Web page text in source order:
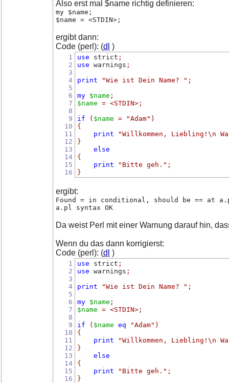
Also erst mal $name richtig definieren:
my $name;
$name = <STDIN>;
ergibt dann:
Code (perl): (dl )
1
2
3
4
5
6
7
8
9
10
11
12
13
14
15
16
use strict ;
use warnings ;
print
"Wie ist Dein Name? " ;
my
$name ;
$name = <STDIN>;
if
( $name = "Adam" )
{
print
"Willkommen, Liebling!\n
}
else
{
print
"Bitte geh." ;
}
ergibt:
Found = in conditional, should be == at
a.pl syntax OK
Da weist Perl mit einer Warnung darauf hin,
Wenn du das dann korrigierst:
Code (perl): (dl )
1
2
3
4
5
6
7
8
9
10
11
12
13
14
15
16
use strict ;
use warnings ;
print
"Wie ist Dein Name? " ;
my
$name ;
$name = <STDIN>;
if
( $name eq "Adam" )
{
print
"Willkommen, Liebling!\n
}
else
{
print
"Bitte geh." ;
}